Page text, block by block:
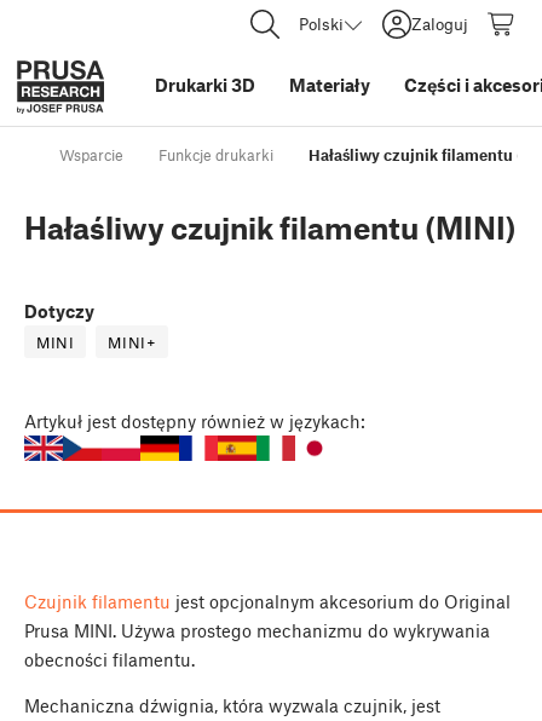
Polski Zaloguj
Drukarki 3D Materiały Części i
Wsparcie Funkcje drukarki Hałaśliwy czujnik filamentu
Hałaśliwy czujnik filamentu (MINI)
Dotyczy
MINI MINI+
Artykuł jest dostępny również w językach:
Czujnik filamentu jest opcjonalnym akcesorium do Original
Prusa MINI. Używa prostego mechanizmu do wykrywania
obecności filamentu.
Mechaniczna dźwignia, która wyzwala czujnik, jest